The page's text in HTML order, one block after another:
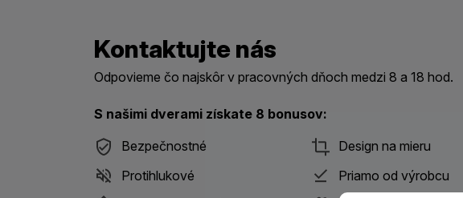
Kontaktujte nás
Odpovieme čo najskôr v pracovných dňoch medzi 8 a 18 hod.
S našimi dverami získate 8 bonusov:
Bezpečnostné
Design na mieru
Protihlukové
Priamo od výrobcu